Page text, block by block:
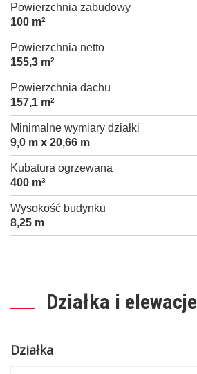
Powierzchnia zabudowy
100 m2
Powierzchnia netto
155,3 m2
Powierzchnia dachu
157,1 m2
Minimalne wymiary działki
9,0 m x 20,66 m
Kubatura ogrzewana
400 m3
Wysokość budynku
8,25 m
Działka i elewacje
Działka